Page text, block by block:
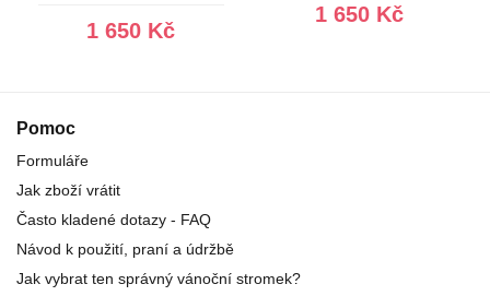
1 650 Kč
1 650 Kč
Pomoc
Formuláře
Jak zboží vrátit
Často kladené dotazy - FAQ
Návod k použití, praní a údržbě
Jak vybrat ten správný vánoční stromek?